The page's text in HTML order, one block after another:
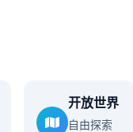
开放世界
自由探索